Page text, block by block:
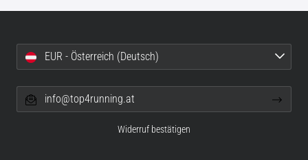
EUR - Österreich (Deutsch)
info@top4running.at
Widerruf bestätigen